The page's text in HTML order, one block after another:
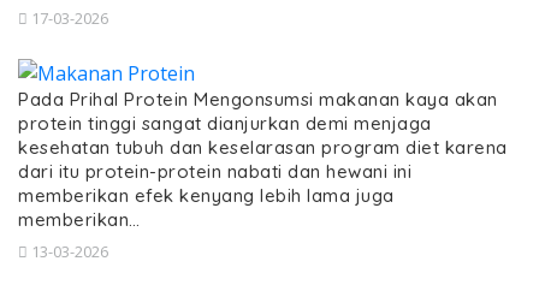
17-03-2026
Pada Prihal Protein Mengonsumsi makanan kaya akan
protein tinggi sangat dianjurkan demi menjaga
kesehatan tubuh dan keselarasan program diet karena
dari itu protein-protein nabati dan hewani ini
memberikan efek kenyang lebih lama juga
memberikan…
13-03-2026